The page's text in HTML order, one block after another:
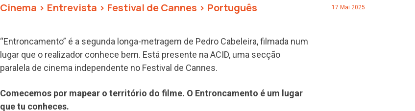
Cinema > Entrevista > Festival de Cannes > Português 17 Mai 2025
“Entroncamento” é a segunda longa-metragem de Pedro Cabeleira, filmada num
lugar que o realizador conhece bem. Está presente na ACID, uma secção
paralela de cinema independente no Festival de Cannes.
Comecemos por mapear o território do filme. O Entroncamento é um lugar
que tu conheces.